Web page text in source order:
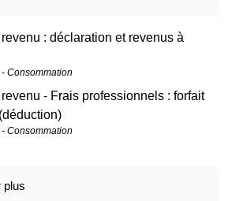
revenu : déclaration et revenus à
Consommation
revenu - Frais professionnels : forfait
Consommation
plus